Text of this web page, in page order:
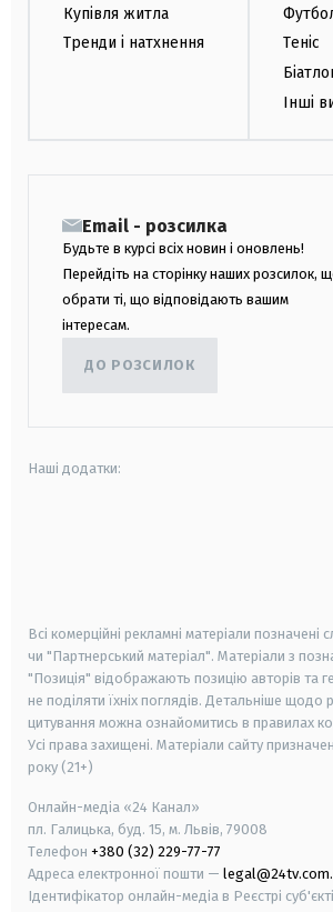
Купівля житла
Тренди і натхнення
Теніс
Інші
Email - розсилка
Будьте в курсі всіх новин і оновлень!
Перейдіть на сторінку наших розсилок,
обрати ті, що відповідають вашим
інтересам.
ДО РОЗСИЛОК
Наші додатки:
Всі комерційні рекламні матеріали позначені
чи "Партнерський матеріал". Матеріали з
"Позиція" відображають позицію авторів та
не поділяти їхніх поглядів. Детальніше щодо
цитування можна ознайомитись в правилах
Усі права захищені. Матеріали сайту
року (21+)
Онлайн-медіа «24 Канал»
пл. Галицька, буд. 15, м. Львів, 79008
Телефон +380 (32) 229-77-77
Адреса електронної пошти —
Ідентифікатор онлайн-медіа в Реєстрі